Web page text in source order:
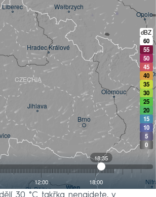
30 °C takřka nenajdete, v